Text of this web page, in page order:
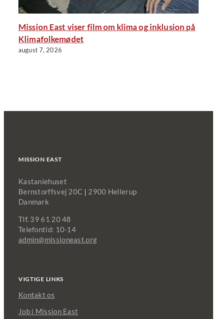
Mission East viser film om klima og inklusion på
Klimafolkemødet
august 7, 2026
MISSION EAST
Kastaniehuset
Bernstorffsvej 20C | 2900 Hellerup
Danmark
Tlf. 39 61 20 48
Telefontid: 10-14
admin@missioneast.org
VIGTIGE LINKS
Kontakt os
Job i Mission East